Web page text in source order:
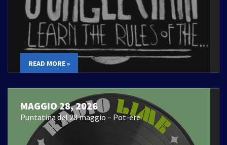
READ MORE »
MAGGIO 28, 2026
Puntatina del 28 maggio – Pot-ere